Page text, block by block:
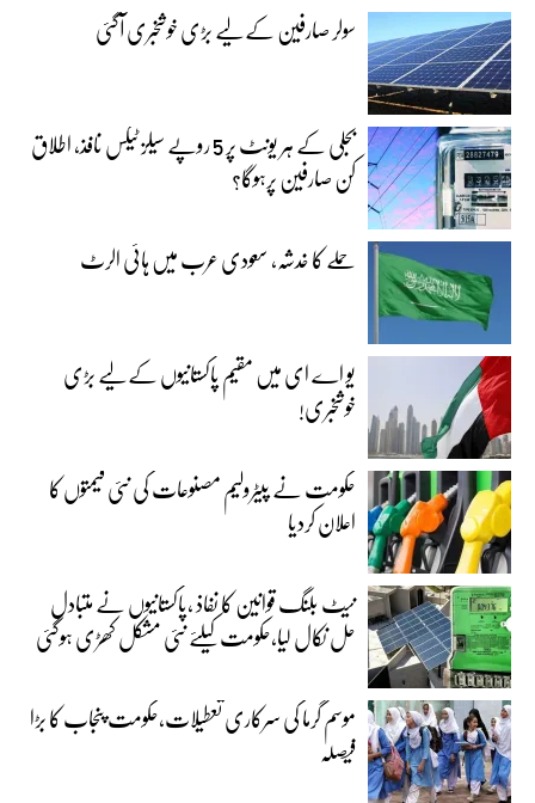
سولر صارفین کے لیے بڑی خوشخبری آگئی
بجلی کے ہر یونٹ پر 5 روپے سیلز ٹیکس نافذ، اطلاق
کن صارفین پرہوگا؟
حملے کا خدشہ، سعودی عرب میں ہائی الرٹ
یو اے ای میں مقیم پاکستانیوں کے لیے بڑی
خوشخبری!
حکومت نے پیٹرولیم مصنوعات کی نئی قیمتوں کا
اعلان کردیا
نیٹ بلنگ قوانین کا نفاذ ،پاکستانیوں نے متبادل
حل نکال لیا،حکومت کیلئے نئی مشکل کھڑی ہوگئی
موسم گرما کی سرکاری تعطیلات،حکومت پنجاب کا بڑا
فیصلہ